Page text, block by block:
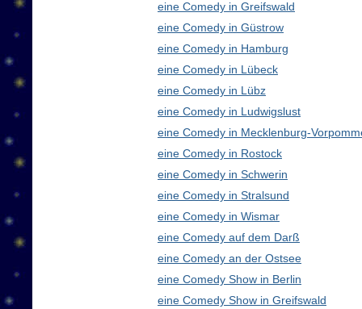
eine Comedy in Greifswald
eine Comedy in Güstrow
eine Comedy in Hamburg
eine Comedy in Lübeck
eine Comedy in Lübz
eine Comedy in Ludwigslust
eine Comedy in Mecklenburg-
eine Comedy in Rostock
eine Comedy in Schwerin
eine Comedy in Stralsund
eine Comedy in Wismar
eine Comedy auf dem Darß
eine Comedy an der Ostsee
eine Comedy Show in Berlin
eine Comedy Show in Greifswald